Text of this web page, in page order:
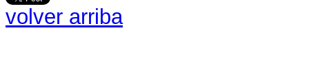
volver arriba